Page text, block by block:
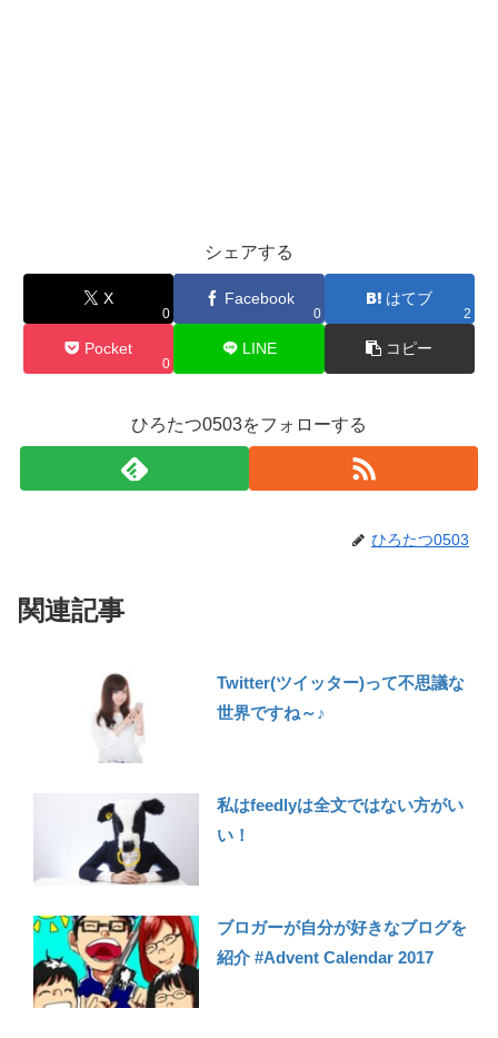
シェアする
X
0
Facebook
0
はてブ
2
Pocket
0
LINE コピー
ひろたつ0503をフォローする
ひろたつ0503
関連記事
Twitter(ツイッター)って不思議な
世界ですね～♪
私はfeedlyは全文ではない方がい
い！
ブロガーが自分が好きなブログを
紹介 #Advent Calendar 2017